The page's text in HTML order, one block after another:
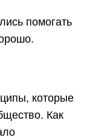
помогать
которые
Как